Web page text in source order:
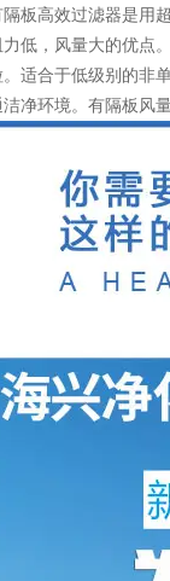
隔板高效过滤器是用
力低，风量大的优点
。适合于低级别的非
洁净环境。有隔板风